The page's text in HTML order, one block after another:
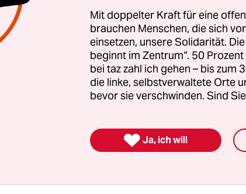
war der erste Satz von Ex-
Initiator der Initiative HSV Plus, die das
auf den Wege gebracht hatte.
Arbeit, Erfolge und Zusammenarbeit
noch kritisch gegenüberstehen.“
Mit doppelter Kraft für eine
brauchen Menschen, die sich
einsetzen, unsere Solidarität.
beginnt im Zentrum“. 50
bei taz zahl ich gehen – bis zum
die linke, selbstverwaltete Orte
bevor sie verschwinden. Sind
 Ja, ich will